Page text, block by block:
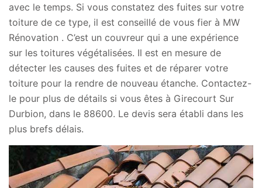
avec le temps. Si vous constatez des fuites sur votre
toiture de ce type, il est conseillé de vous fier à MW
Rénovation . C’est un couvreur qui a une expérience
sur les toitures végétalisées. Il est en mesure de
détecter les causes des fuites et de réparer votre
toiture pour la rendre de nouveau étanche. Contactez-
le pour plus de détails si vous êtes à Girecourt Sur
Durbion, dans le 88600. Le devis sera établi dans les
plus brefs délais.